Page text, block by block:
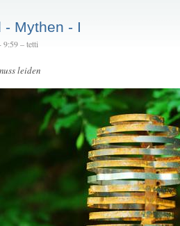
- Mythen - I
– tetti
leiden